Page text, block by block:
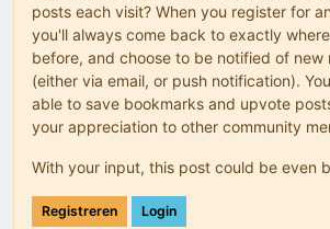
posts each visit? When you register for
you'll always come back to exactly
before, and choose to be notified of new
(either via email, or push notification).
able to save bookmarks and upvote
your appreciation to other community
With your input, this post could be even
Registreren Login